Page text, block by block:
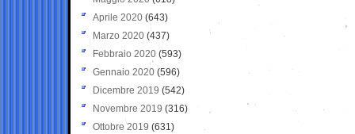
Aprile 2020 (643)
Marzo 2020 (437)
Febbraio 2020 (593)
Gennaio 2020 (596)
Dicembre 2019 (542)
Novembre 2019 (316)
Ottobre 2019 (631)